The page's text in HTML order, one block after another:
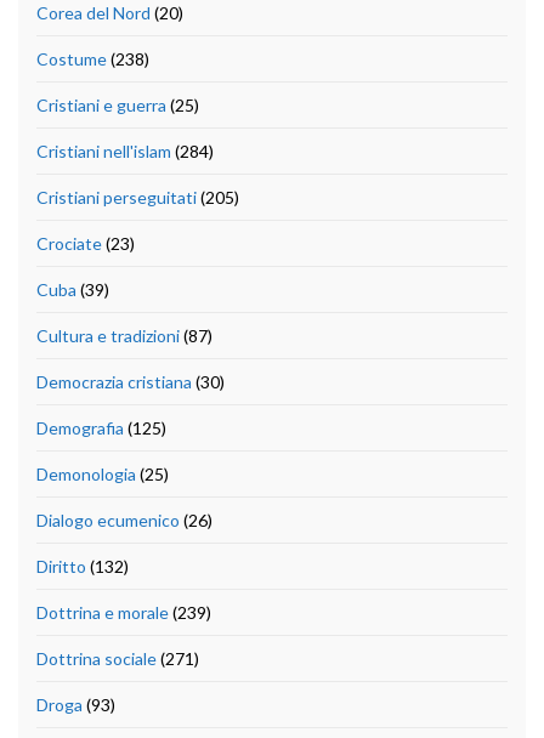
Corea del Nord (20)
Costume(238)
Cristiani e guerra (25)
Cristiani nell'islam (284)
Cristiani perseguitati(205)
Crociate(23)
Cuba (39)
Cultura e tradizioni(87)
Democrazia cristiana (30)
Demografia (125)
Demonologia (25)
Dialogo ecumenico (26)
Diritto (132)
Dottrina e morale(239)
Dottrina sociale(271)
Droga (93)